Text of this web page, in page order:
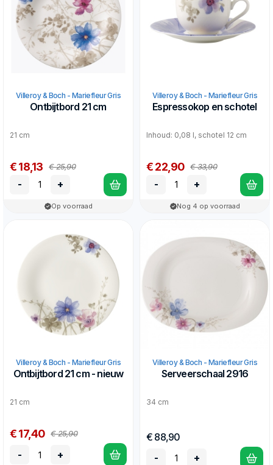
Villeroy & Boch - Mariefleur Gris
Ontbijtbord 21 cm
21 cm
€ 18,13 € 25,90
- +
Op voorraad
Villeroy & Boch - Mariefleur Gris
Espressokop en schotel
Inhoud: 0,08 l, schotel 12 cm
€ 22,90 € 33,90
- +
Nog 4 op voorraad
Villeroy & Boch - Mariefleur Gris
Ontbijtbord 21 cm - nieuw
21 cm
€ 17,40 € 25,90
- +
Villeroy & Boch - Mariefleur Gris
Serveerschaal 2916
34 cm
€ 88,90
-
+